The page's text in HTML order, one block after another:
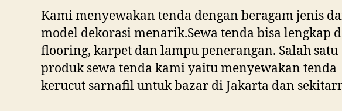
Kami menyewakan tenda dengan beragam jenis
model dekorasi menarik.Sewa tenda bisa lengkap
flooring, karpet dan lampu penerangan. Salah satu
produk sewa tenda kami yaitu menyewakan tenda
kerucut sarnafil untuk bazar di Jakarta dan